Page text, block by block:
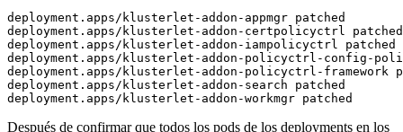
deployment.apps/klusterlet-addon-appmgr patched
deployment.apps/klusterlet-addon-certpolicyctrl patched
deployment.apps/klusterlet-addon-iampolicyctrl patched
deployment.apps/klusterlet-addon-policyctrl-config-
deployment.apps/klusterlet-addon-policyctrl-framework
deployment.apps/klusterlet-addon-search patched
Después de confirmar que todos los pods de los deployments en los